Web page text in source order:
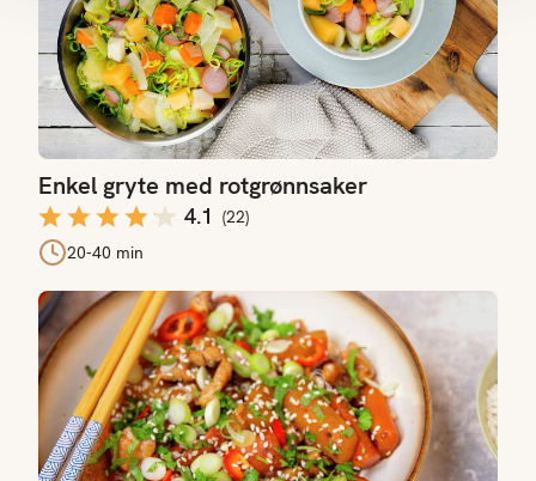
Enkel gryte med rotgrønnsaker
4.1 (22)
20-40 min
Wok med rotgrønnsaker